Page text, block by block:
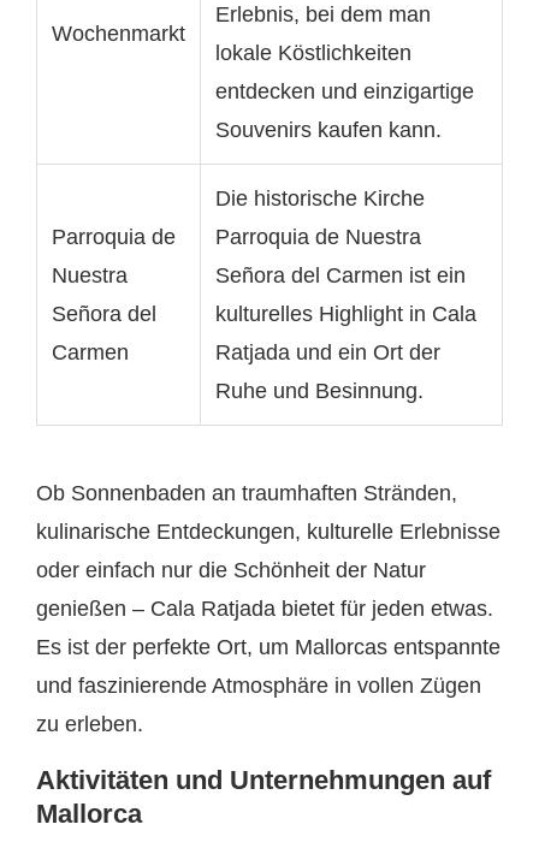
Wochenmarkt
Erlebnis, bei dem man
lokale Köstlichkeiten
entdecken und einzigartige
Souvenirs kaufen kann.
Parroquia de
Nuestra
Señora del
Carmen
Die historische Kirche
Parroquia de Nuestra
Señora del Carmen ist ein
kulturelles Highlight in Cala
Ratjada und ein Ort der
Ruhe und Besinnung.
Ob Sonnenbaden an traumhaften Stränden,
kulinarische Entdeckungen, kulturelle Erlebnisse
oder einfach nur die Schönheit der Natur
genießen – Cala Ratjada bietet für jeden etwas.
Es ist der perfekte Ort, um Mallorcas entspannte
und faszinierende Atmosphäre in vollen Zügen
zu erleben.
Aktivitäten und Unternehmungen auf
Mallorca